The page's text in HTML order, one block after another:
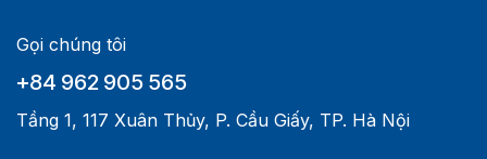
Gọi chúng tôi
+84 962 905 565
Tầng 1, 117 Xuân Thủy, P. Cầu Giấy, TP. Hà Nội